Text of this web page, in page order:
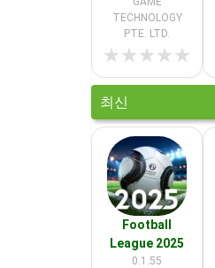
TECHNOLOGY
PTE. LTD.
★★★★★
최신
Football
League 2025
0.1.55